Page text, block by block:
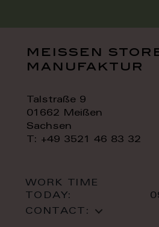
meissen
manufaktur
Talstraße 9
01662 Meißen
Sachsen
T: +49 3521 46 83 32
WORK TIME
TODAY:
CONTACT: